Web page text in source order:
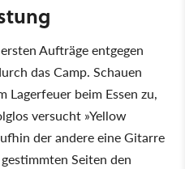
Aufträge entgegen
das Camp. Schauen
Lagerfeuer beim Essen zu,
versucht »Yellow
der andere eine Gitarre
Seiten den